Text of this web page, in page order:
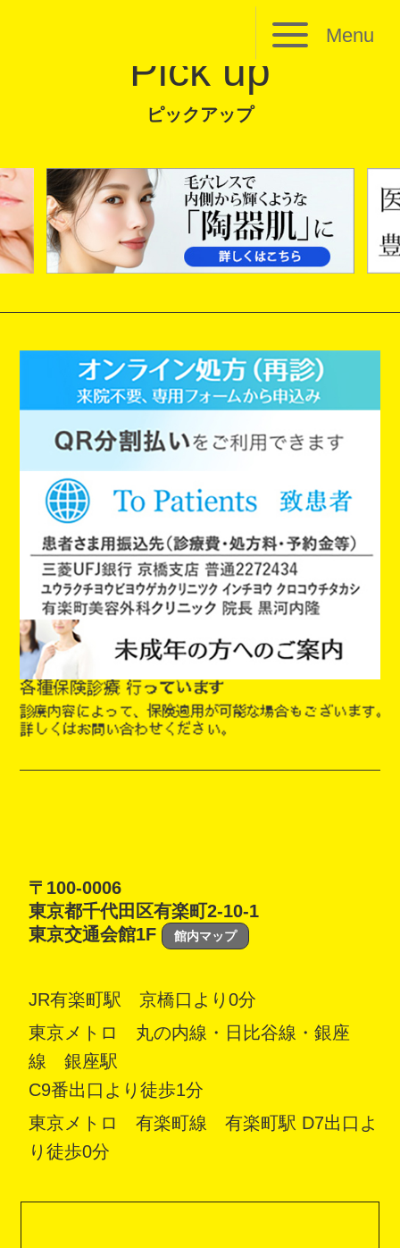
Menu
Pick up
ピックアップ
〒100-0006
東京都千代田区有楽町2-10-1
東京交通会館1F
館内マップ
JR有楽町駅 京橋口より0分
東京メトロ 丸の内線・日比谷線・銀座
線 銀座駅
C9番出口より徒歩1分
東京メトロ 有楽町線 有楽町駅 D7出口よ
り徒歩0分